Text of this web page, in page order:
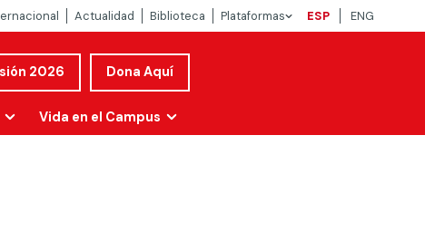
Actualidad Biblioteca Plataformas ESP ENG
2026 Dona Aquí
Vida en el Campus